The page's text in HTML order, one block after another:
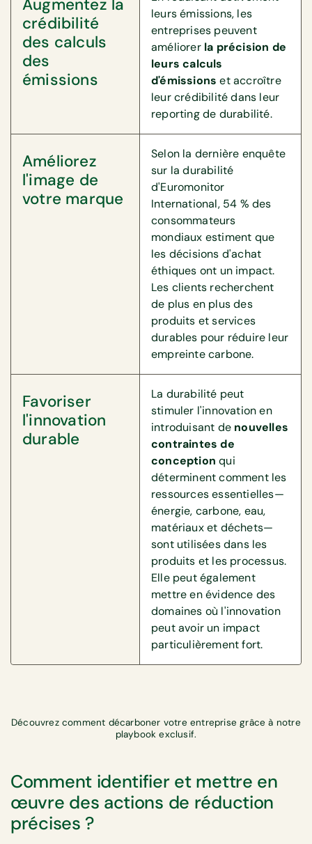
Augmentez la
crédibilité
des calculs
des
émissions
leurs émissions, les
entreprises peuvent
améliorer la précision de
leurs calculs
d'émissions et accroître
leur crédibilité dans leur
reporting de durabilité.
Améliorez
l'image de
votre marque
Selon la dernière enquête
sur la durabilité
d'Euromonitor
International, 54 % des
consommateurs
mondiaux estiment que
les décisions d'achat
éthiques ont un impact.
Les clients recherchent
de plus en plus des
produits et services
durables pour réduire leur
empreinte carbone.
Favoriser
l'innovation
durable
La durabilité peut
stimuler l'innovation en
introduisant de nouvelles
contraintes de
conception qui
déterminent comment les
ressources essentielles—
énergie, carbone, eau,
matériaux et déchets—
sont utilisées dans les
produits et les processus.
Elle peut également
mettre en évidence des
domaines où l'innovation
peut avoir un impact
particulièrement fort.
Découvrez comment décarboner votre entreprise grâce à notre
playbook exclusif.
Comment identifier et mettre en
œuvre des actions de réduction
précises ?